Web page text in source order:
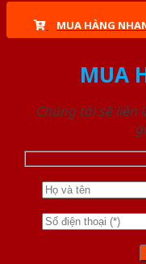
MUA HÀNG
MUA
Chúng tôi sẽ liên